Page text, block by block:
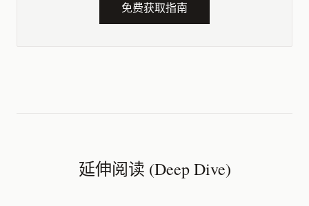
免费获取指南
延伸阅读 (Deep Dive)